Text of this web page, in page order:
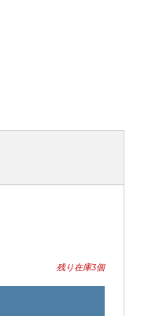
残り在庫3個